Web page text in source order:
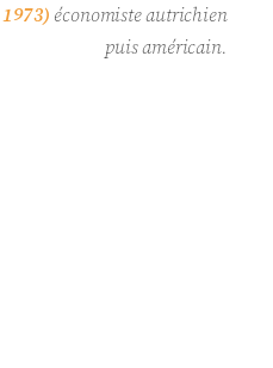
1973) économiste autrichien
puis américain.